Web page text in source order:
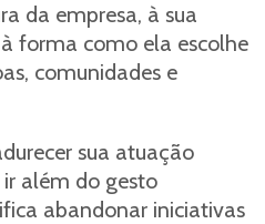
da empresa, à sua
forma como ela escolhe
comunidades e
sua atuação
além do gesto
abandonar iniciativas